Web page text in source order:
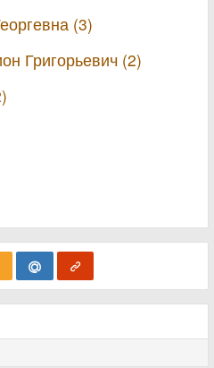
(3)
Григорьевич (2)